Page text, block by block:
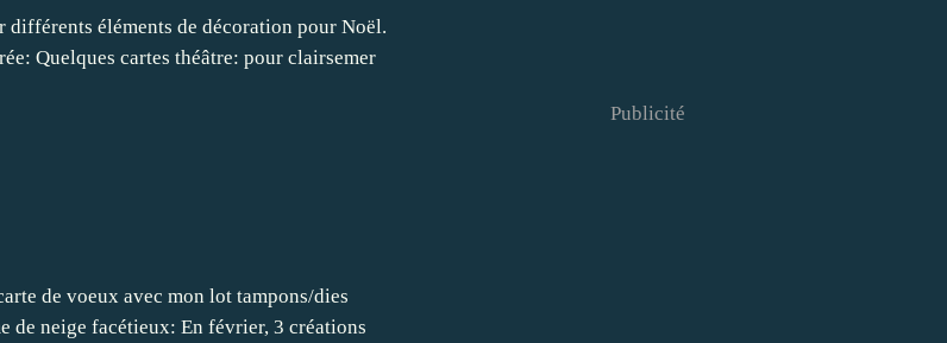
éléments de décoration pour Noël.
Quelques cartes théâtre: pour clairsemer
de voeux avec mon lot tampons/dies
de neige facétieux: En février, 3 créations
Publicité